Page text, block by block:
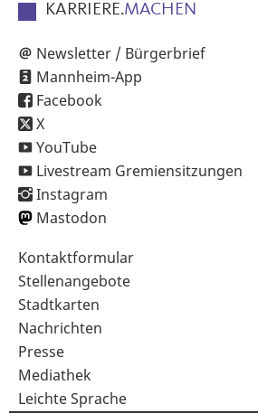
KARRIERE.MACHEN
Newsletter / Bürgerbrief
Mannheim-App
Facebook
X
YouTube
Livestream Gremiensitzungen
Instagram
Mastodon
Sekundärnavigation
im
Fußbereich
Kontaktformular
Stellenangebote
Stadtkarten
Nachrichten
Presse
Mediathek
Leichte Sprache